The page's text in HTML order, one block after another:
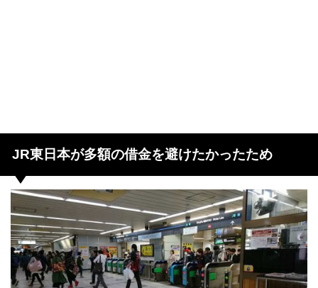
JR東日本が多額の借金を避けたかったため